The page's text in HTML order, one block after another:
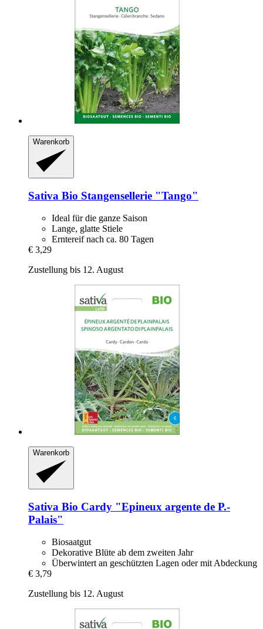
Warenkorb
Sativa Bio Stangensellerie "Tango"
Ideal für die ganze Saison
Lange, glatte Stiele
Erntereif nach ca. 80 Tagen
€ 3,29
Zustellung bis 12. August
Warenkorb
Sativa Bio Cardy "Epineux argente de P.-​
Palais"
Biosaatgut
Dekorative Blüte ab dem zweiten Jahr
Überwintert an geschützten Lagen oder mit Abdeckung
€ 3,79
Zustellung bis 12. August